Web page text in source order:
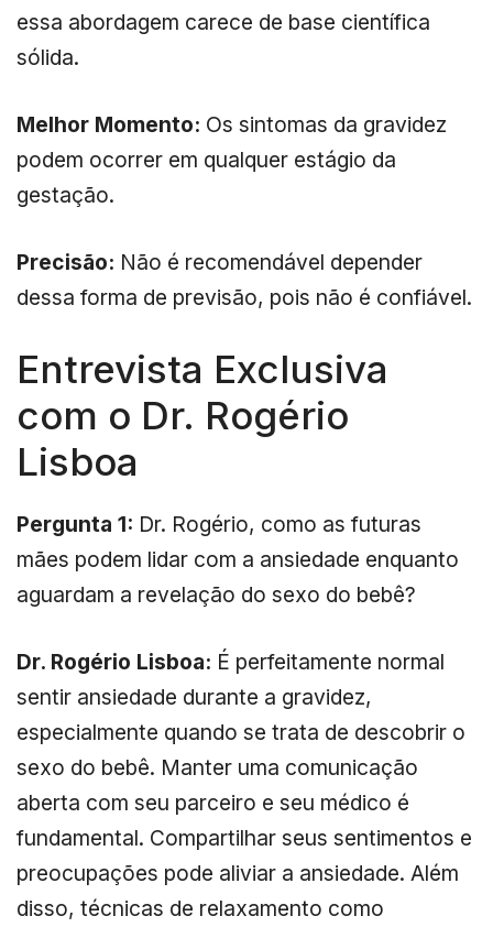
essa abordagem carece de base científica
sólida.
Melhor Momento: Os sintomas da gravidez
podem ocorrer em qualquer estágio da
gestação.
Precisão: Não é recomendável depender
dessa forma de previsão, pois não é confiável.
Entrevista Exclusiva
com o Dr. Rogério
Lisboa
Pergunta 1: Dr. Rogério, como as futuras
mães podem lidar com a ansiedade enquanto
aguardam a revelação do sexo do bebê?
Dr. Rogério Lisboa: É perfeitamente normal
sentir ansiedade durante a gravidez,
especialmente quando se trata de descobrir o
sexo do bebê. Manter uma comunicação
aberta com seu parceiro e seu médico é
fundamental. Compartilhar seus sentimentos e
preocupações pode aliviar a ansiedade. Além
disso, técnicas de relaxamento como